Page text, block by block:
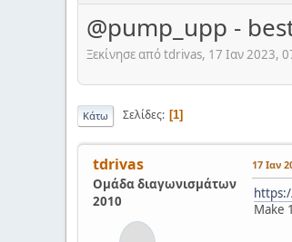
@pump_upp -
Ξεκίνησε από tdrivas, 17 Ιαν 2023,
Κάτω Σελίδες 1
tdrivas
Ομάδα διαγωνισμάτων
2010
17 Ιαν
Make